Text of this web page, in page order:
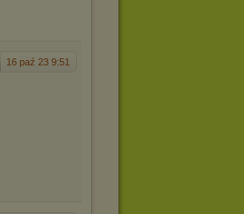
16 paź 23 9:51